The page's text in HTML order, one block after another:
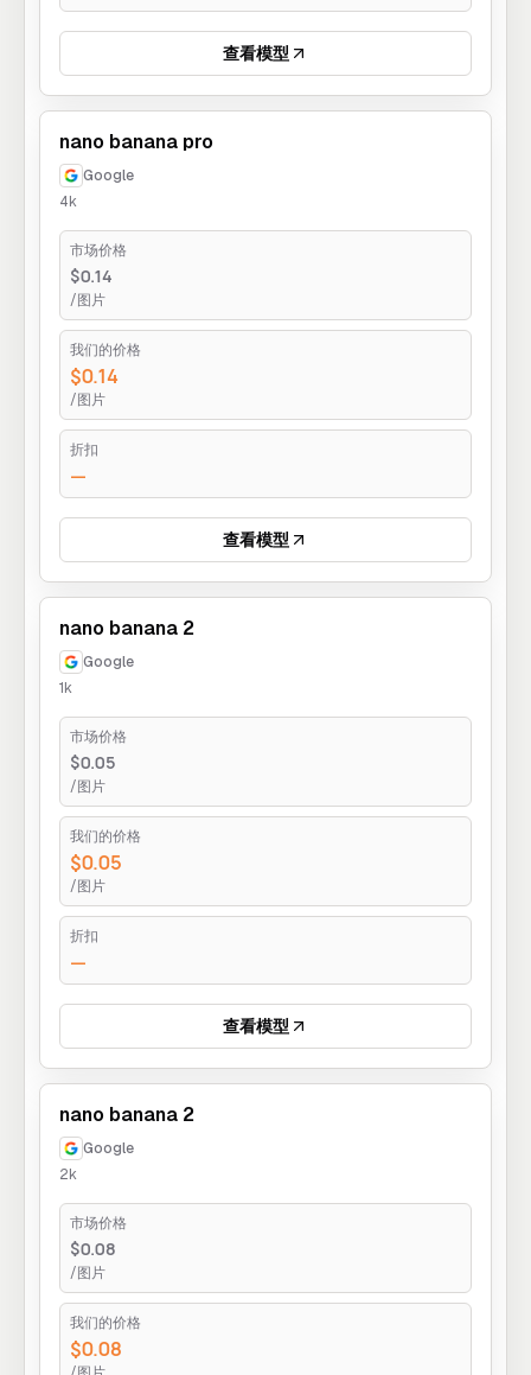
查看模型
nano banana pro
Google
4k
市场价格
$0.14
/图片
我们的价格
$0.14
/图片
折扣
—
查看模型
nano banana 2
Google
1k
市场价格
$0.05
/图片
我们的价格
$0.05
/图片
折扣
—
查看模型
nano banana 2
Google
2k
市场价格
$0.08
/图片
我们的价格
$0.08